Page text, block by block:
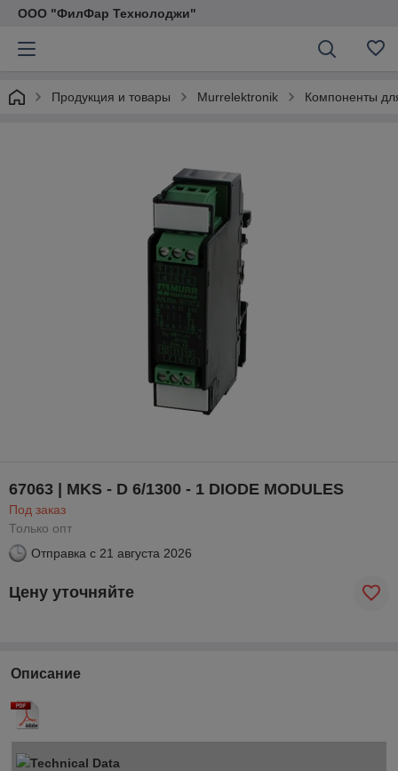
ООО "ФилФар Технолоджи"
Продукция и товары Murrelektronik Компоненты
67063 | MKS - D 6/1300 - 1 DIODE MODULES
Под заказ
Только опт
Отправка с 21 августа 2026
Цену уточняйте
Описание
Technical Data